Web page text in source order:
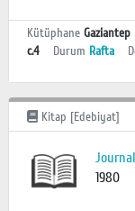
Kütüphane
c.4
Durum Rafta
Kitap [Edebiyat]
1980